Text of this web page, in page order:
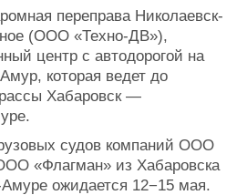
переправа Николаевск-
(ООО «Техно-ДВ»),
центр с автодорогой на
которая ведет до
Хабаровск —
судов компаний ООО
«Флагман» из Хабаровска
ожидается 12−15 мая.